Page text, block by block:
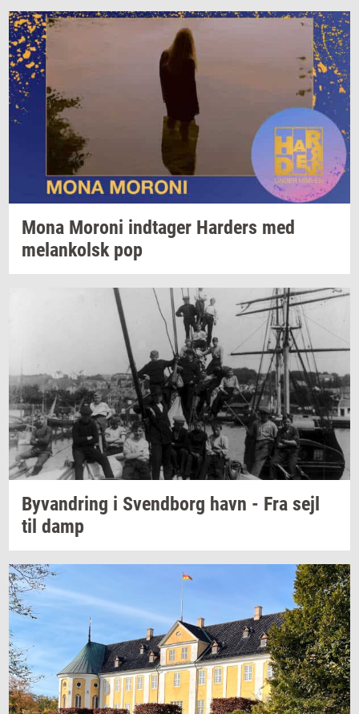
Mona Mor­o­ni ind­ta­ger Har­ders med
melan­kolskpop
Byvan­dring i Svend­borg havn - Fra sejl
til damp